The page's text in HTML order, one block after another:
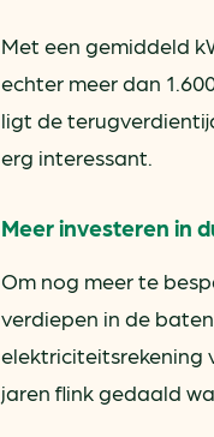
Met een gemiddeld
echter meer dan
ligt de
erg interessant.
Meer investeren in
Om nog meer te
verdiepen in de
elektriciteitsrekening
jaren flink gedaald